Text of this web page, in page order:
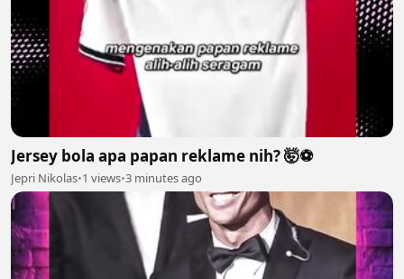
Jersey bola apa papan reklame nih? 🤯⚽️
Jepri Nikolas•1 views•3 minutes ago